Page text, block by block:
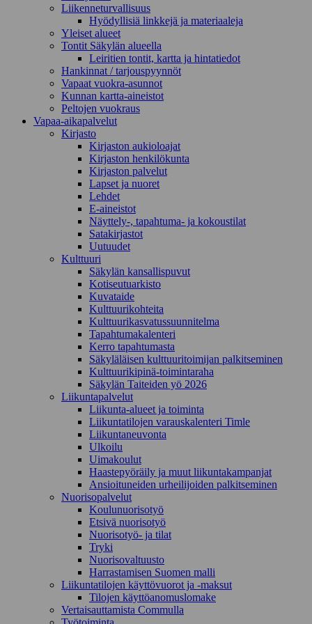
Liikenneturvallisuus
Hyödyllisiä linkkejä ja materiaaleja
Yleiset alueet
Tontit Säkylän alueella
Leiritien tontit, kartta ja hintatiedot
Hankinnat / tarjouspyynnöt
Vapaat vuokra-asunnot
Kunnan kartta-aineistot
Peltojen vuokraus
Vapaa-aika­palvelut
Kirjasto
Kirjaston aukioloajat
Kirjaston henkilökunta
Kirjaston palvelut
Lapset ja nuoret
Lehdet
E-aineistot
Näyttely-, tapahtuma- ja kokoustilat
Satakirjastot
Uutuudet
Kulttuuri
Säkylän kansallispuvut
Kotiseutuarkisto
Kuvataide
Kulttuurikohteita
Kulttuurikasvatussuunnitelma
Tapahtumakalenteri
Kerro tapahtumasta
Säkyläläisen kulttuuritoimijan palkitseminen
Kulttuurikipinä-toimintaraha
Säkylän Taiteiden yö 2026
Liikuntapalvelut
Liikunta-alueet ja toiminta
Liikuntatilojen varauskalenteri Timle
Liikuntaneuvonta
Ulkoilu
Uimakoulut
Haastepyöräily ja muut liikuntakampanjat
Ansioituneiden urheilijoiden palkitseminen
Nuorisopalvelut
Koulunuorisotyö
Etsivä nuorisotyö
Nuorisotyö- ja tilat
Tryki
Nuorisovaltuusto
Harrastamisen Suomen malli
Liikuntatilojen käyttövuorot ja -maksut
Tilojen käyttöanomuslomake
Vertaisauttamista Commulla